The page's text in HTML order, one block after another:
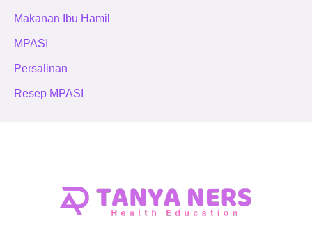
Makanan Ibu Hamil
MPASI
Persalinan
Resep MPASI